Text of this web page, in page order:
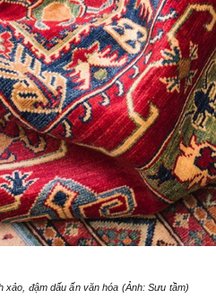
xảo, đậm dấu ấn văn hóa (Ảnh: Sưu tầm)